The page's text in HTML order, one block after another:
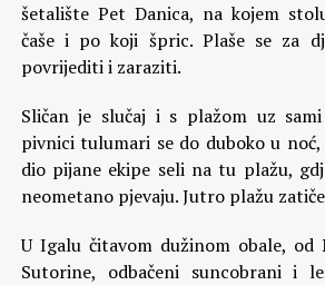
šetalište Pet Danica, na kojem
čaše i po koji špric. Plaše se za
povrijediti i zaraziti.
Sličan je slučaj i s plažom uz
pivnici tulumari se do duboko u
dio pijane ekipe seli na tu plažu,
neometano pjevaju. Jutro plažu
U Igalu čitavom dužinom obale, od
Sutorine, odbačeni suncobrani i